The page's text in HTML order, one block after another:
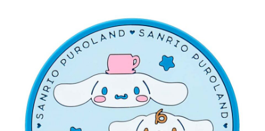
楽しみ方 サービスガイド